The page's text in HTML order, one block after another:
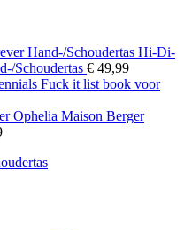
Hi-Di-
Schoudertas € 49,99
Fuck it list book voor
Maison Berger